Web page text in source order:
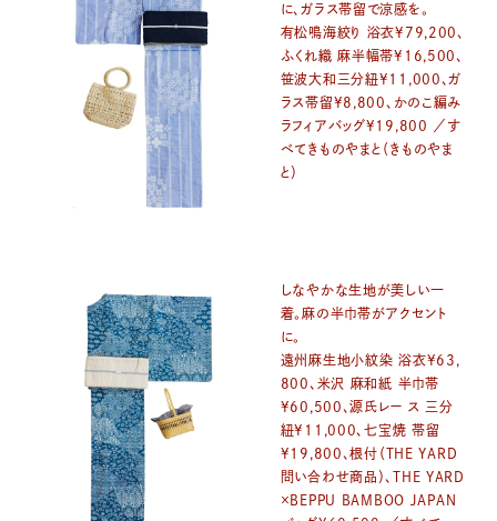
に、ガラス帯留で涼感を。
有松鳴海絞り 浴衣¥79,200、
ふくれ織 麻半幅帯¥16,500、
笹波大和三分紐¥11,000、ガ
ラス帯留¥8,800、かのこ編み
ラフィアバッグ¥19,800 ／す
ベてきものやまと（きものやま
と）
しなやかな生地が美しい一
着。麻の半巾帯がアクセント
に。
遠州麻生地小紋染 浴衣¥63,
800、米沢 麻和紙 半巾帯
¥60,500、源氏レー ス 三分
紐¥11,000、七宝焼 帯留
¥19,800、根付（THE YARD
問い合わせ商品）、THE YARD
×BEPPU BAMBOO JAPAN